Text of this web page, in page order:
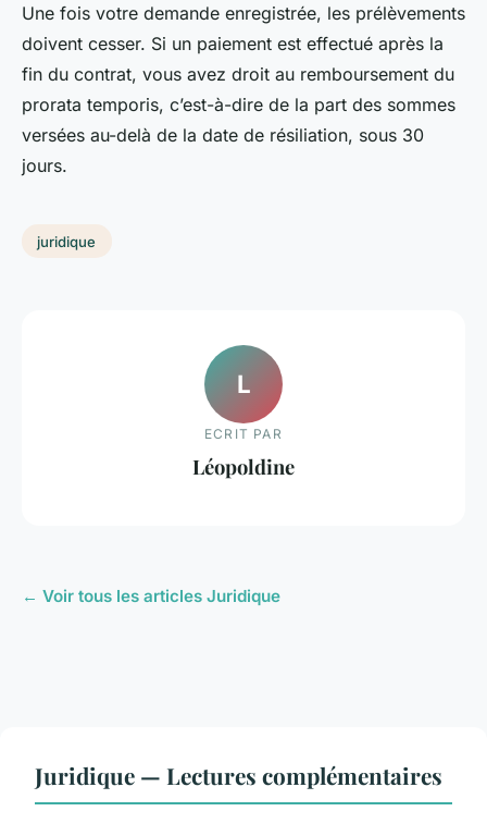
Une fois votre demande enregistrée, les prélèvements
doivent cesser. Si un paiement est effectué après la
fin du contrat, vous avez droit au remboursement du
prorata temporis, c’est-à-dire de la part des sommes
versées au-delà de la date de résiliation, sous 30
jours.
juridique
L
ECRIT PAR
Léopoldine
← Voir tous les articles Juridique
Juridique — Lectures complémentaires